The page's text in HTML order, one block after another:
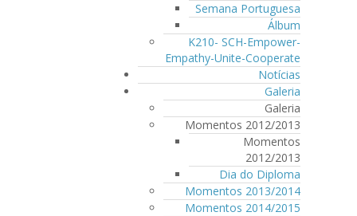
Semana Portuguesa
Álbum
K210- SCH-Empower-
Empathy-Unite-Cooperate
Notícias
Galeria
Galeria
Momentos 2012/2013
Momentos
2012/2013
Dia do Diploma
Momentos 2013/2014
Momentos 2014/2015